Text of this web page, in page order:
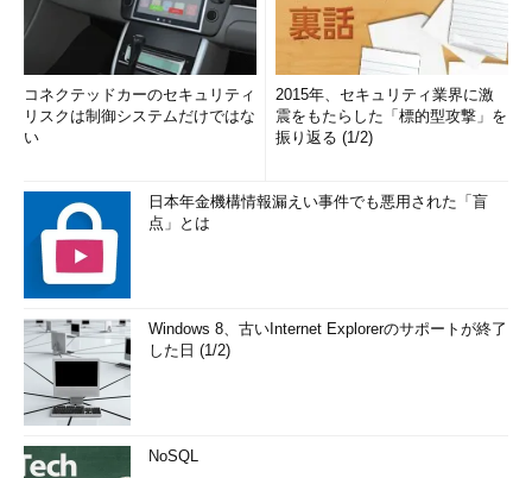
コネクテッドカーのセキュリティ
リスクは制御システムだけではな
い
2015年、セキュリティ業界に激
震をもたらした「標的型攻撃」を
振り返る (1/2)
日本年金機構情報漏えい事件でも悪用された「盲
点」とは
Windows 8、古いInternet Explorerのサポートが終了
した日 (1/2)
NoSQL